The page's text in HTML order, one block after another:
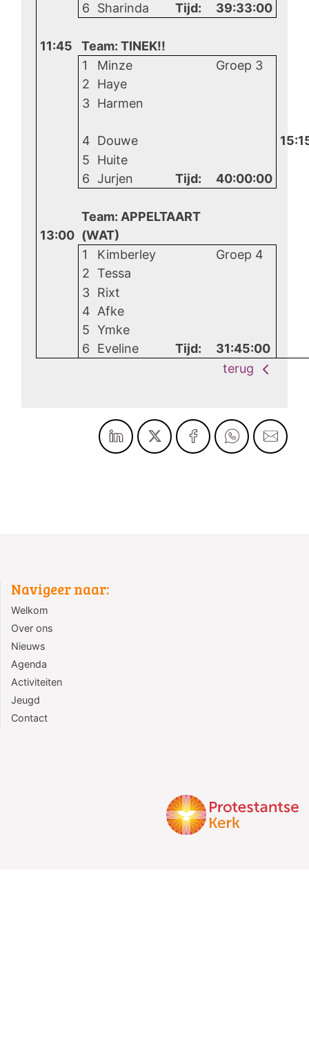
6
Sharinda Tijd: 39:33:00
11:45
Team: TINEK!!
1
Minze
Groep 3
2
Haye
3 Harmen
4 Douwe
5
Huite
6 Jurjen Tijd: 40:00:00
13:00
Team: APPELTAART
(WAT)
1
Kimberley
Groep 4
2 Tessa
3 Rixt
4 Afke
5 Ymke
6
Eveline Tijd:
31:45:00
terug
Navigeer naar:
Welkom
Over ons
Nieuws
Agenda
Activiteiten
Jeugd
Contact